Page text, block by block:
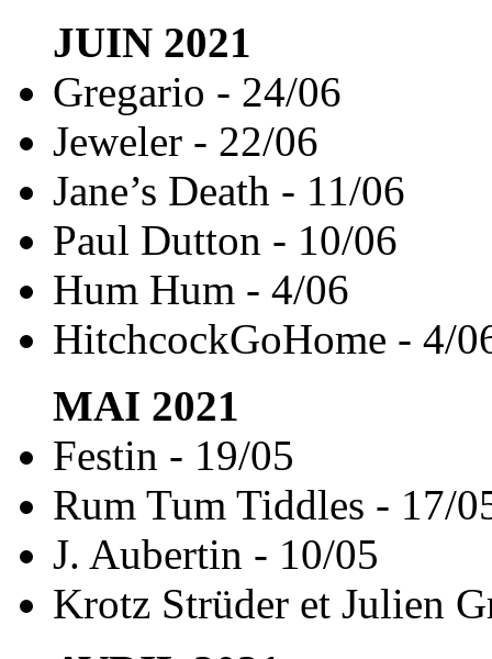
JUIN 2021
Gregario - 24/06
Jeweler - 22/06
Jane’s Death - 11/06
Paul Dutton - 10/06
Hum Hum - 4/06
HitchcockGoHome - 4/
MAI 2021
Festin - 19/05
Rum Tum Tiddles - 17/
J. Aubertin - 10/05
Krotz Strüder et Julien